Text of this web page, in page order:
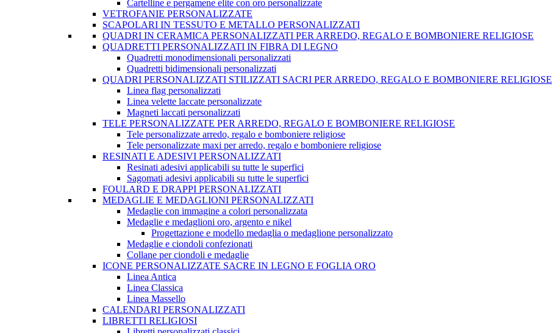
Cartelline e pergamene elite con oro personalizzate
VETROFANIE PERSONALIZZATE
SCAPOLARI IN TESSUTO E METALLO PERSONALIZZATI
QUADRI IN CERAMICA PERSONALIZZATI PER ARREDO, REGALO E BOMBONIERE RELIGIOSE
QUADRETTI PERSONALIZZATI IN FIBRA DI LEGNO
Quadretti monodimensionali personalizzati
Quadretti bidimensionali personalizzati
QUADRI PERSONALIZZATI STILIZZATI SACRI PER ARREDO, REGALO E BOMBONIERE RELIGIOSE
Linea flag personalizzati
Linea velette laccate personalizzate
Magneti laccati personalizzati
TELE PERSONALIZZATE PER ARREDO, REGALO E BOMBONIERE RELIGIOSE
Tele personalizzate arredo, regalo e bomboniere religiose
Tele personalizzate maxi per arredo, regalo e bomboniere religiose
RESINATI E ADESIVI PERSONALIZZATI
Resinati adesivi applicabili su tutte le superfici
Sagomati adesivi applicabili su tutte le superfici
FOULARD E DRAPPI PERSONALIZZATI
MEDAGLIE E MEDAGLIONI PERSONALIZZATI
Medaglie con immagine a colori personalizzata
Medaglie e medaglioni oro, argento e nikel
Progettazione e modello medaglia o medaglione personalizzato
Medaglie e ciondoli confezionati
Collane per ciondoli e medaglie
ICONE PERSONALIZZATE SACRE IN LEGNO E FOGLIA ORO
Linea Antica
Linea Classica
Linea Massello
CALENDARI PERSONALIZZATI
LIBRETTI RELIGIOSI